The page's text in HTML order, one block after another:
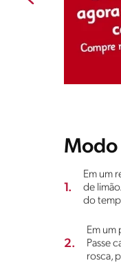
Modo
1.
Em um
de
do
2.
Em um
Passe
rosca,